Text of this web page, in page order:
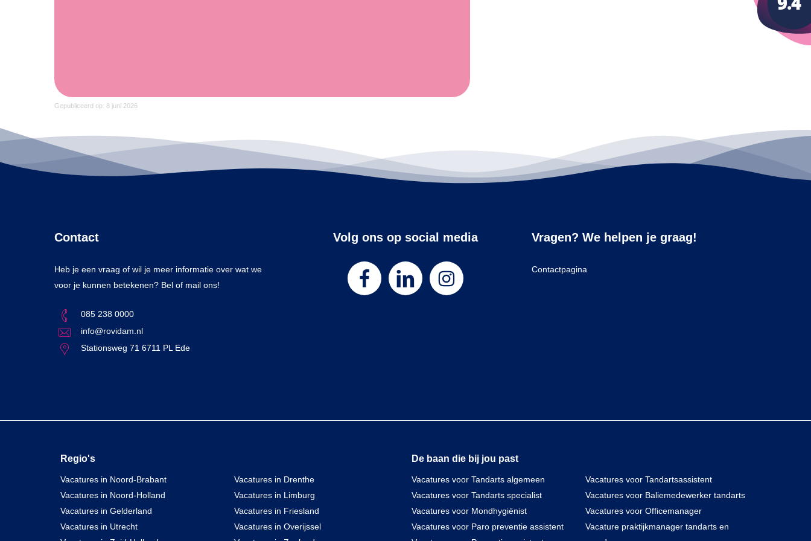
Gepubliceerd op: 8 juni 2026
Contact
Heb je een vraag of wil je meer informatie over wat we
voor je kunnen betekenen? Bel of mail ons!
085 238 0000
info@rovidam.nl
Stationsweg 71 6711 PL Ede
Volg ons op social media Vragen? We helpen je graag!
Contactpagina
Regio's
Vacatures in Noord-Brabant
Vacatures in Noord-Holland
Vacatures in Gelderland
Vacatures in Utrecht
Vacatures in Drenthe
Vacatures in Limburg
Vacatures in Friesland
Vacatures in Overijssel
De baan die bij jou past
Vacatures voor Tandarts algemeen
Vacatures voor Tandarts specialist
Vacatures voor Mondhygiënist
Vacatures voor Paro preventie assistent
Vacatures voor Tandartsassistent
Vacatures voor Baliemedewerker tandarts
Vacatures voor Officemanager
Vacature praktijkmanager tandarts en